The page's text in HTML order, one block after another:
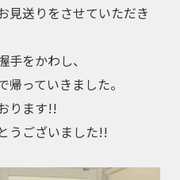
見送りをさせていただき
をかわし、
っていきました。
ります!!
うございました!!